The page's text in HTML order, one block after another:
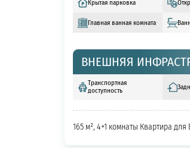
Крытая парковка
Главная ванная комната
ВНЕШНЯЯ
Транспортная
доступность
165 м², 4+1 комнаты Квартира